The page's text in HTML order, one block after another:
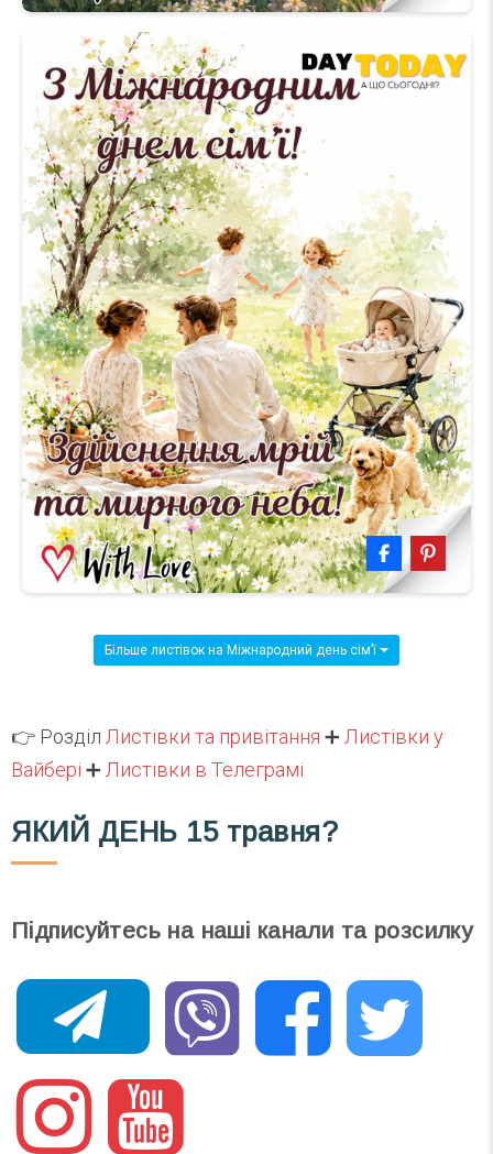
Більше листівок на Міжнародний день сім’ї
👉 Розділ Листівки та привітання ➕ Листівки у
Вайбері ➕ Листівки в Телеграмі
ЯКИЙ ДЕНЬ 15 травня?
Підписуйтесь на наші канали та розсилку